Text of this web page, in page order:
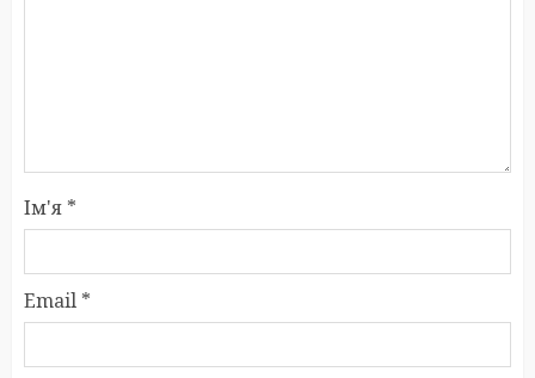
Ім'я *
Email *